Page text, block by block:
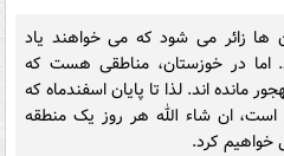
ها زائر می شود که می خواهند یاد
اما در خوزستان، مناطقی هست که
مانده اند. لذا تا پایان اسفندماه که
است، ان شاء الله هر روز یک منطقه
خواهیم کرد.